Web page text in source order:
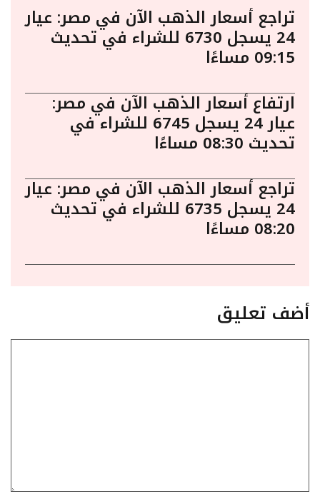
تراجع أسعار الذهب الآن في مصر: عيار
24 يسجل 6730 للشراء في تحديث
09:15 مساءًا
ارتفاع أسعار الذهب الآن في مصر:
عيار 24 يسجل 6745 للشراء في
تحديث 08:30 مساءًا
تراجع أسعار الذهب الآن في مصر: عيار
24 يسجل 6735 للشراء في تحديث
08:20 مساءًا
أضف تعليق